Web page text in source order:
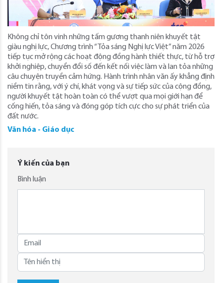
Không chỉ tôn vinh những tấm gương thanh niên khuyết tật
giàu nghị lực, Chương trình “Tỏa sáng Nghị lực Việt” năm 2026
tiếp tục mở rộng các hoạt động đồng hành thiết thực, từ hỗ trợ
khởi nghiệp, chuyển đổi số đến kết nối việc làm và lan tỏa những
câu chuyện truyền cảm hứng. Hành trình nhân văn ấy khẳng định
niềm tin rằng, với ý chí, khát vọng và sự tiếp sức của cộng đồng,
người khuyết tật hoàn toàn có thể vượt qua mọi giới hạn để
cống hiến, tỏa sáng và đóng góp tích cực cho sự phát triển của
đất nước.
Văn hóa - Giáo dục
Ý kiến của bạn
Bình luận